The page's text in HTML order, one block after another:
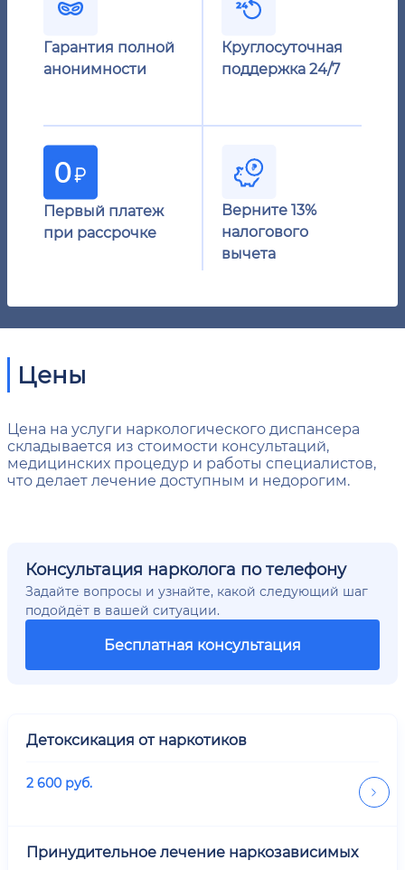
Гарантия полной
анонимности
Круглосуточная
поддержка 24/7
Первый платеж
при рассрочке
Верните 13%
налогового
вычета
Цены
Цена на услуги наркологического диспансера
складывается из стоимости консультаций,
медицинских процедур и работы специалистов,
что делает лечение доступным и недорогим.
Консультация нарколога по телефону
Задайте вопросы и узнайте, какой следующий шаг
подойдёт в вашей ситуации.
Бесплатная консультация
Детоксикация от наркотиков
2 600 руб.
Принудительное лечение наркозависимых